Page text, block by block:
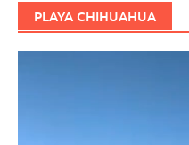
PLAYA CHIHUAHUA